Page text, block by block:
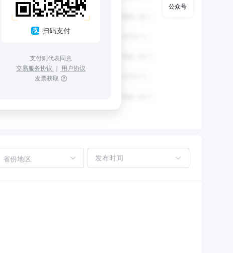
扫码支付
支付则代表同意
交易服务协议 ｜ 用户协议
发票获取
省份地区
公众号